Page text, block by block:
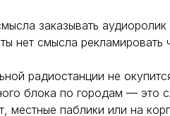
заказывать
нет смысла рекламировать
радиостанции не
блока по городам —
местные паблики или на